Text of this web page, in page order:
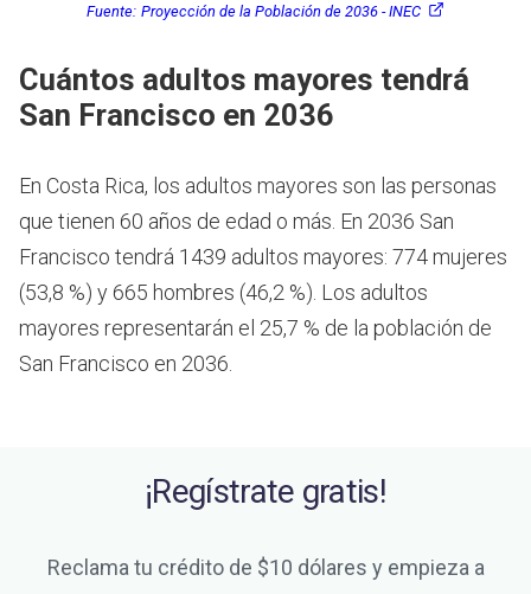
Fuente: Proyección de la Población de 2036 - INEC
Cuántos adultos mayores tendrá
San Francisco en 2036
En Costa Rica, los adultos mayores son las personas
que tienen 60 años de edad o más. En 2036 San
Francisco tendrá 1439 adultos mayores: 774 mujeres
(53,8 %) y 665 hombres (46,2 %). Los adultos
mayores representarán el 25,7 % de la población de
San Francisco en 2036.
¡Regístrate gratis!
Reclama tu crédito de $10 dólares y empieza a